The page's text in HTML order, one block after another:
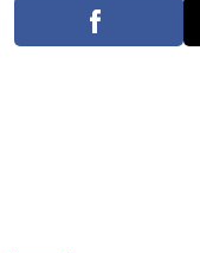
Destinations
Voyage nature
Voyage de noces